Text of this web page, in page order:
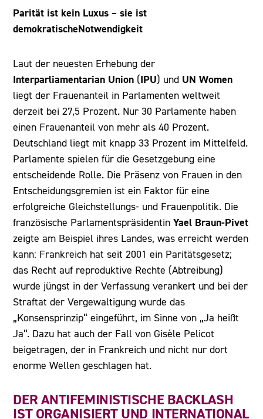
Parität ist kein Luxus – sie ist
demokratischeNotwendigkeit
Laut der neuesten Erhebung der
Interparliamentarian Union (IPU) und UN Women
liegt der Frauenanteil in Parlamenten weltweit
derzeit bei 27,5 Prozent. Nur 30 Parlamente haben
einen Frauenanteil von mehr als 40 Prozent.
Deutschland liegt mit knapp 33 Prozent im Mittelfeld.
Parlamente spielen für die Gesetzgebung eine
entscheidende Rolle. Die Präsenz von Frauen in den
Entscheidungsgremien ist ein Faktor für eine
erfolgreiche Gleichstellungs- und Frauenpolitik. Die
französische ParlamentspräsidentinYael Braun-Pivet
zeigte am Beispiel ihres Landes, was erreicht werden
kann: Frankreich hat seit 2001 ein Paritätsgesetz;
das Recht auf reproduktive Rechte (Abtreibung)
wurde jüngst in der Verfassung verankert und bei der
Straftat der Vergewaltigung wurde das
„Konsensprinzip“ eingeführt, im Sinne von „Ja heißt
Ja“. Dazu hat auch der Fall von Gisèle Pelicot
beigetragen, der in Frankreich und nicht nur dort
enorme Wellen geschlagen hat.
DER ANTIFEMINISTISCHE BACKLASH
IST ORGANISIERT UND INTERNATIONAL